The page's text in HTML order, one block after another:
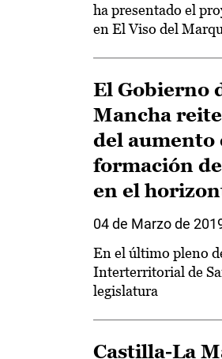
ha presentado el
en El Viso del
El Gobierno
Mancha
del aumento
formación
en el
04 de Marzo de
En el último pleno
Interterritorial de
legislatura
Castilla-La